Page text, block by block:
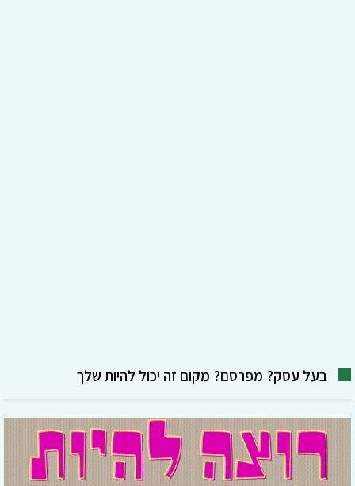
בעל עסק? מפרסם? מקום זה יכול להיות שלך